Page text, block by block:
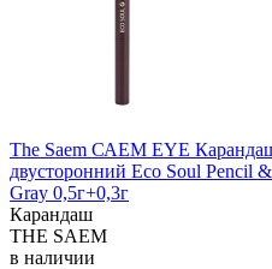
The Saem САЕМ EYE
двусторонний Eco Soul Pencil
Gray 0,5г+0,3г
Карандаш
THE SAEM
в наличии